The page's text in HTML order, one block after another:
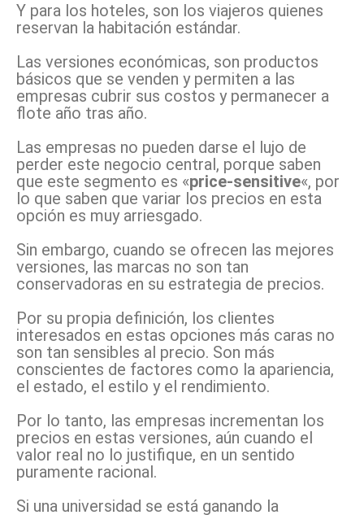
Y para los hoteles, son los viajeros quienes
reservan la habitación estándar.
Las versiones económicas, son productos
básicos que se venden y permiten a las
empresas cubrir sus costos y permanecer a
flote año tras año.
Las empresas no pueden darse el lujo de
perder este negocio central, porque saben
que este segmento es «price-sensitive«, por
lo que saben que variar los precios en esta
opción es muy arriesgado.
Sin embargo, cuando se ofrecen las mejores
versiones, las marcas no son tan
conservadoras en su estrategia de precios.
Por su propia definición, los clientes
interesados en estas opciones más caras no
son tan sensibles al precio. Son más
conscientes de factores como la apariencia,
el estado, el estilo y el rendimiento.
Por lo tanto, las empresas incrementan los
precios en estas versiones, aún cuando el
valor real no lo justifique, en un sentido
puramente racional.
Si una universidad se está ganando la